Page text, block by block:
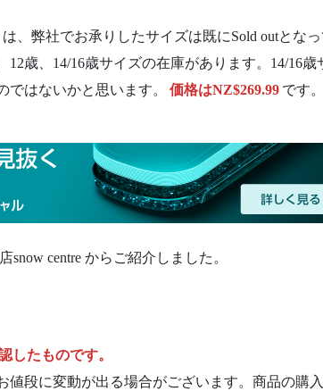
、弊社でお承りしたサイズは既にSold outとなっ
歳、14/16歳サイズの在庫があります。14/16歳
はないかと思います。
価格はNZ$269.99 です。
centre からご紹介しました。
したものです。
値段に変動が出る場合がございます。商品の購